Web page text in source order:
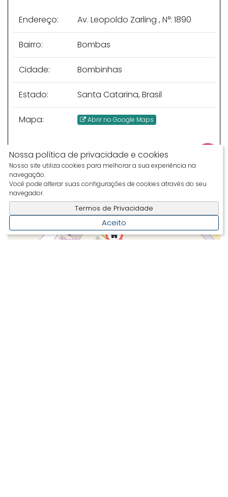
Nossa política de privacidade e cookies
Nosso site utiliza cookies para melhorar a sua experiência na
navegação.
Você pode alterar suas configurações de cookies através do seu
navegador.
Termos de Privacidade
Aceito
Endereço: Av. Leopoldo Zarling , N°: 1890
Bairro: Bombas
Cidade: Bombinhas
Estado: Santa Catarina, Brasil
Mapa: Abrir no Google Maps
VER NO MAPA
Av. Leopoldo Zarling, 1890, Bombas,
Clique para ver oMapa